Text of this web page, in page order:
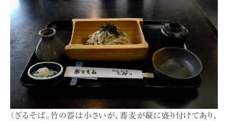
（ざるそば。竹の器は小さいが、蕎麦が縦に盛り付けてあり、